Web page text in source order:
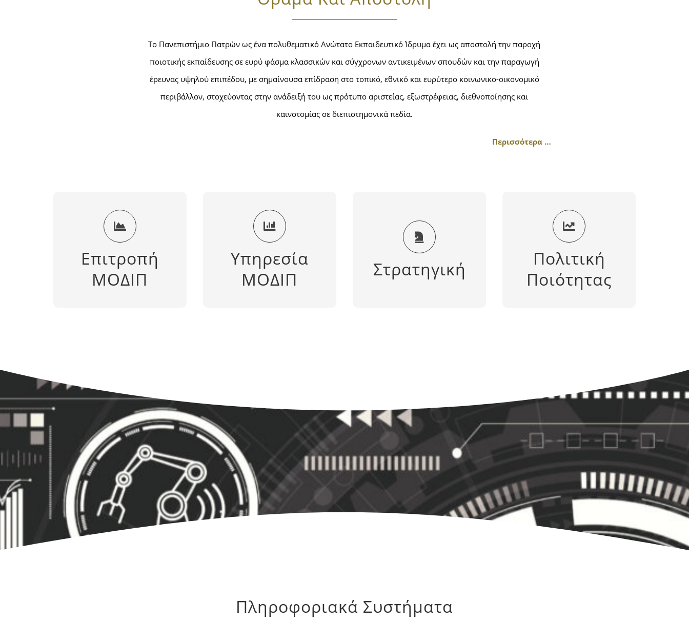
Το Πανεπιστήμιο Πατρών ως ένα πολυθεματικό Ανώτατο Εκπαιδευτικό Ίδρυμα έχει ως αποστολή την παροχή
ποιοτικής εκπαίδευσης σε ευρύ φάσμα κλασσικών και σύγχρονων αντικειμένων σπουδών και την παραγωγή
έρευνας υψηλού επιπέδου, με σημαίνουσα επίδραση στο τοπικό, εθνικό και ευρύτερο κοινωνικο-οικονομικό
περιβάλλον, στοχεύοντας στην ανάδειξή του ως πρότυπο αριστείας, εξωστρέφειας, διεθνοποίησης και
καινοτομίας σε διεπιστημονικά πεδία.
Περισσότερα …
Επιτροπή
ΜΟΔΙΠ
Σύνθεση Επιτροπής
ΜΟΔΙΠ
ΠΕΡΙΣΣΟΤΕΡΑ
Υπηρεσία
ΜΟΔΙΠ
Σύνθεση Υπηρεσίας
ΜΟΔΙΠ
ΠΕΡΙΣΣΟΤΕΡΑ Στρατηγική
Προγραμματισμός
και Στοχοθεσία
Ποιότητας
Πολιτική
Ποιότητας
Πολιτική Ποιότητας
ΠΕΡΙΣΣΟΤΕΡΑ
Πληροφοριακά Συστήματα